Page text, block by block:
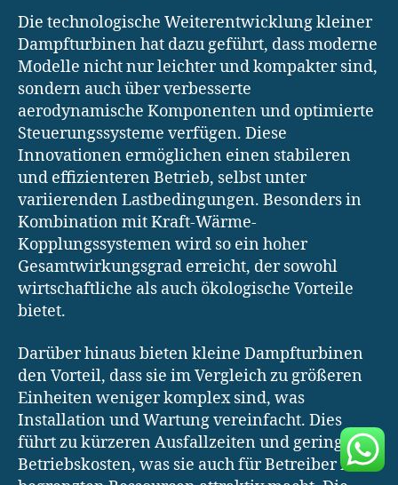
Die technologische Weiterentwicklung kleiner
Dampfturbinen hat dazu geführt, dass moderne
Modelle nicht nur leichter und kompakter sind,
sondern auch über verbesserte
aerodynamische Komponenten und optimierte
Steuerungssysteme verfügen. Diese
Innovationen ermöglichen einen stabileren
und effizienteren Betrieb, selbst unter
variierenden Lastbedingungen. Besonders in
Kombination mit Kraft-Wärme-
Kopplungssystemen wird so ein hoher
Gesamtwirkungsgrad erreicht, der sowohl
wirtschaftliche als auch ökologische Vorteile
bietet.
Darüber hinaus bieten kleine Dampfturbinen
den Vorteil, dass sie im Vergleich zu größeren
Einheiten weniger komplex sind, was
Installation und Wartung vereinfacht. Dies
führt zu kürzeren Ausfallzeiten und geringeren
Betriebskosten, was sie auch für Betreiber mit